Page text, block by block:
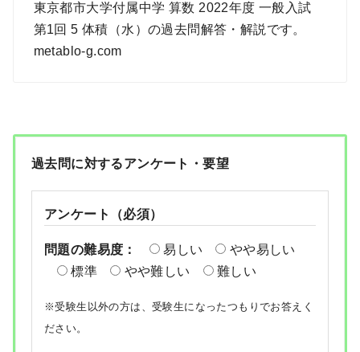
東京都市大学付属中学 算数 2022年度 一般入試
第1回 5 体積（水）の過去問解答・解説です。
metablo-g.com
過去問に対するアンケート・要望
アンケート（必須）
問題の難易度： 易しい
やや易しい
標準
やや難しい 難しい
※受験生以外の方は、受験生になったつもりでお答えく
ださい。